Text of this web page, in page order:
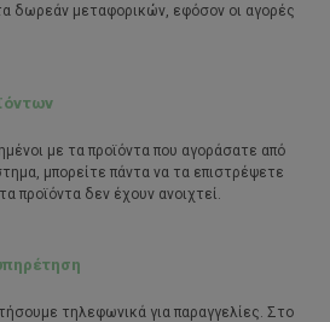
δωρεάν μεταφορικών, εφόσον οι αγορές
με τα προϊόντα που αγοράσατε από
μπορείτε πάντα να τα επιστρέψετε
προϊόντα δεν έχουν ανοιχτεί.
τηλεφωνικά για παραγγελίες. Στο